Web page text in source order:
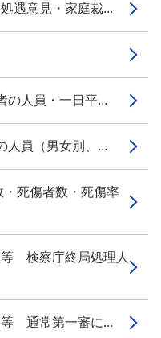
遇意見・家庭裁...
人員・一日平...
員（男女別、...
死傷者数・死傷率
検察庁終局処理人
通常第一審に...